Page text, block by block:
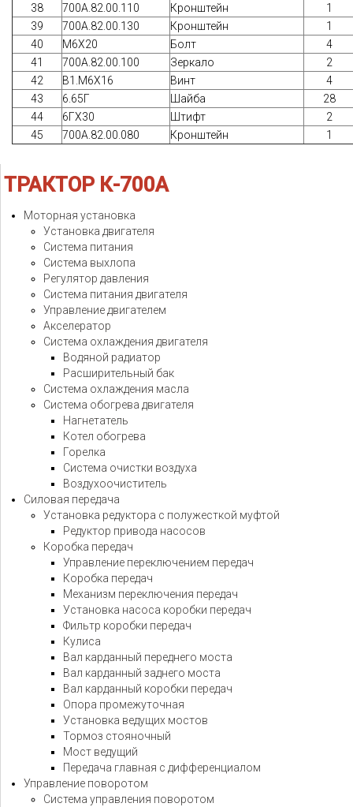
38
700А.82.00.110 Кронштейн
1
39
700А.82.00.130 Кронштейн
1
40
М6Х20 Болт
4
41
700А.82.00.100 Зеркало
2
42
В1.М6Х16 Винт
4
43
6.65Г Шайба
28
44
6ГХ30 Штифт
2
45
700А.82.00.080 Кронштейн 1
ТРАКТОР К-700А
Моторная установка
Установка двигателя
Система питания
Система выхлопа
Регулятор давления
Система питания двигателя
Управление двигателем
Акселератор
Система охлаждения двигателя
Водяной радиатор
Расширительный бак
Система охлаждения масла
Система обогрева двигателя
Нагнетатель
Котел обогрева
Горелка
Система очистки воздуха
Воздухоочиститель
Силовая передача
Установка редуктора с полужесткой муфтой
Редуктор привода насосов
Коробка передач
Управление переключением передач
Коробка передач
Механизм переключения передач
Установка насоса коробки передач
Фильтр коробки передач
Кулиса
Вал карданный переднего моста
Вал карданный заднего моста
Вал карданный коробки передач
Опора промежуточная
Установка ведущих мостов
Тормоз стояночный
Мост ведущий
Передача главная с дифференциалом
Управление поворотом
Система управления поворотом